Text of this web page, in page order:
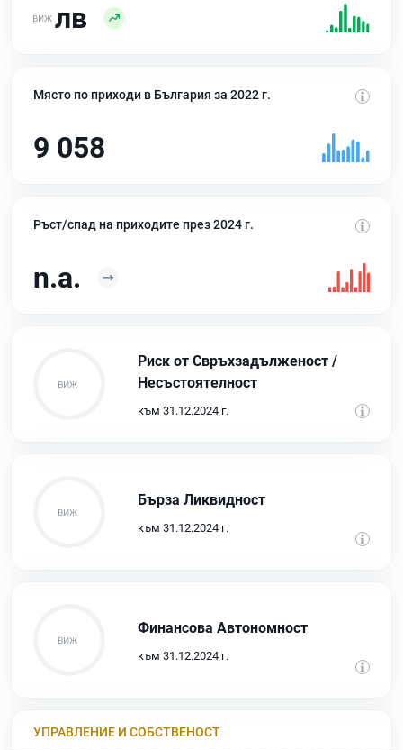
лв
Място по приходи в България за 2022 г.
9 058
Ръст/спад на приходите през 2024 г.
n.a.
Риск от Свръхзадълженост /
Несъстоятелност
към 31.12.2024 г.
Бърза Ликвидност
към 31.12.2024 г.
Финансова Автономност
към 31.12.2024 г.
УПРАВЛЕНИЕ И СОБСТВЕНОСТ